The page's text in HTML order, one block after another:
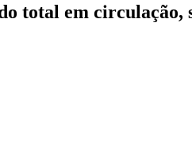
total em circulação,